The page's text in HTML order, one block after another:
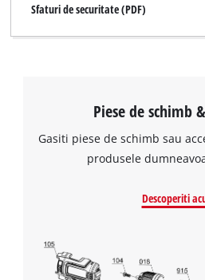
Sfaturi de securitate (PDF)
Piese de schimb
Gasiti piese de schimb sau
produsele
Descoperiti